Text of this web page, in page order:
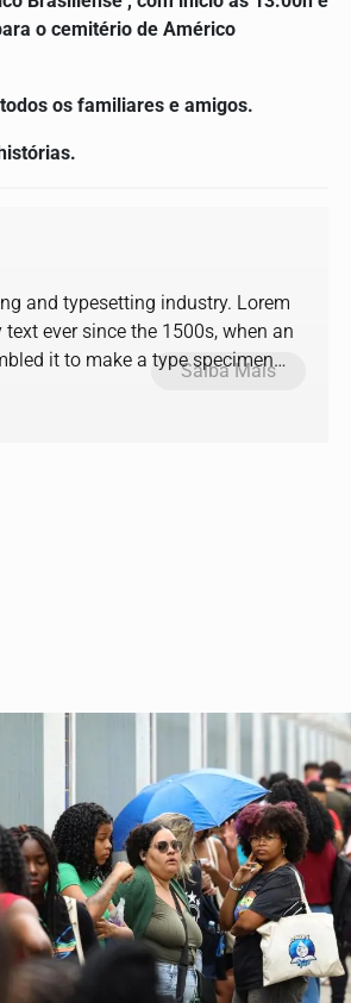
o cemitério de Américo
os familiares e amigos.
and typesetting industry. Lorem
ever since the 1500s, when an
it to make a type specimen
Saiba Mais